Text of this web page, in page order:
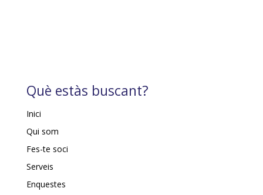
Què estàs buscant?
Inici
Qui som
Fes-te soci
Serveis
Enquestes